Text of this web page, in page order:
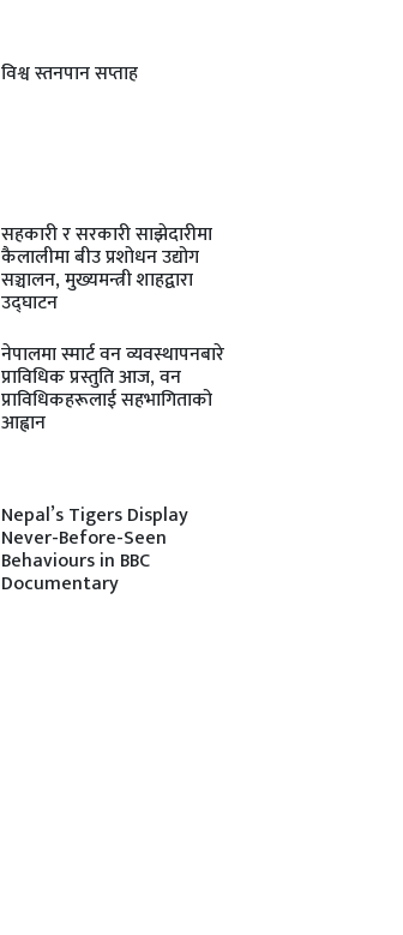
विश्व स्तनपान सप्ताह
सहकारी र सरकारी साझेदारीमा
कैलालीमा बीउ प्रशोधन उद्योग
सञ्चालन, मुख्यमन्त्री शाहद्वारा
उद्घाटन
नेपालमा स्मार्ट वन व्यवस्थापनबारे
प्राविधिक प्रस्तुति आज, वन
प्राविधिकहरूलाई सहभागिताको
आह्वान
Nepal’s Tigers Display
Never-Before-Seen
Behaviours in BBC
Documentary